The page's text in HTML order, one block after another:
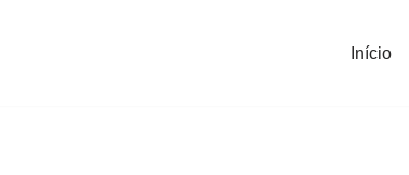
Início